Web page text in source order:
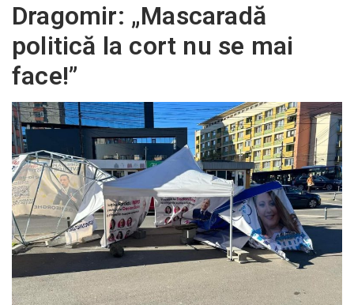
Dragomir: „Mascaradă
politică la cort nu se mai
face!”